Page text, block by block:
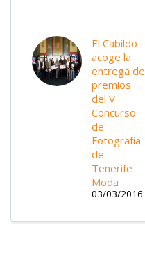
El Cabildo
acoge la
entrega de
premios
del V
Concurso
de
Fotografía
de
Tenerife
Moda
03/03/2016